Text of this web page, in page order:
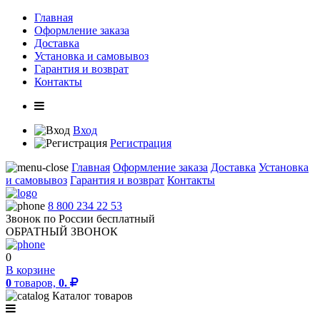
Главная
Оформление заказа
Доставка
Установка и самовывоз
Гарантия и возврат
Контакты
Вход
Регистрация
Главная Оформление заказа Доставка Установка
и самовывоз Гарантия и возврат Контакты
8 800 234 22 53
Звонок по России бесплатный
ОБРАТНЫЙ ЗВОНОК
0
В корзине
0 товаров, 0.
Каталог товаров